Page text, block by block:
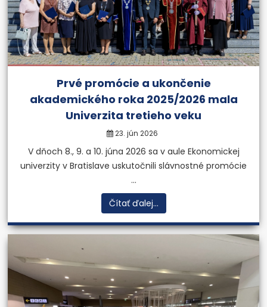
Prvé promócie a ukončenie
akademického roka 2025/2026 mala
Univerzita tretieho veku
23. jún 2026
V dňoch 8., 9. a 10. júna 2026 sa v aule Ekonomickej
univerzity v Bratislave uskutočnili slávnostné promócie
...
Čítať ďalej...